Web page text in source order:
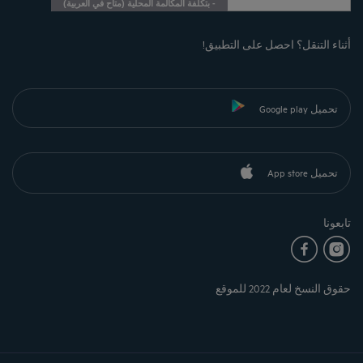
- بتكلفة المكالمة المحلية (متاح في العربية)
أثناء التنقل؟ احصل على التطبيق!
تحميل Google play
تحميل App store
تابعونا
حقوق النسخ لعام 2022 للموقع